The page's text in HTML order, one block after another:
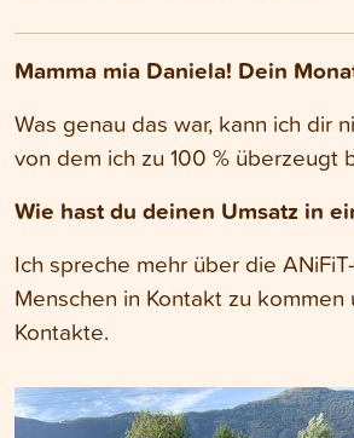
Mamma mia Daniela! Dein
Was genau das war, kann ich dir
von dem ich zu 100 %
Wie hast du deinen Umsatz in
Ich spreche mehr über die
Menschen in Kontakt zu
Kontakte.